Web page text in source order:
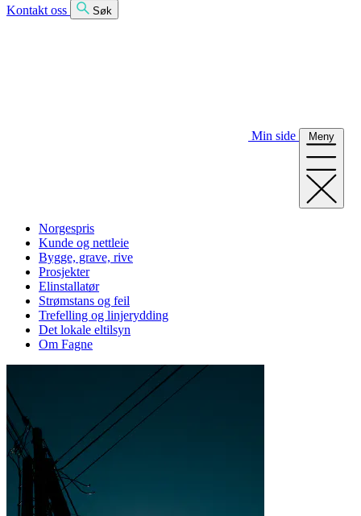
Kontakt oss Søk
Min side Meny
Norgespris
Kunde og nettleie
Bygge, grave, rive
Prosjekter
Elinstallatør
Strømstans og feil
Trefelling og linjerydding
Det lokale eltilsyn
Om Fagne